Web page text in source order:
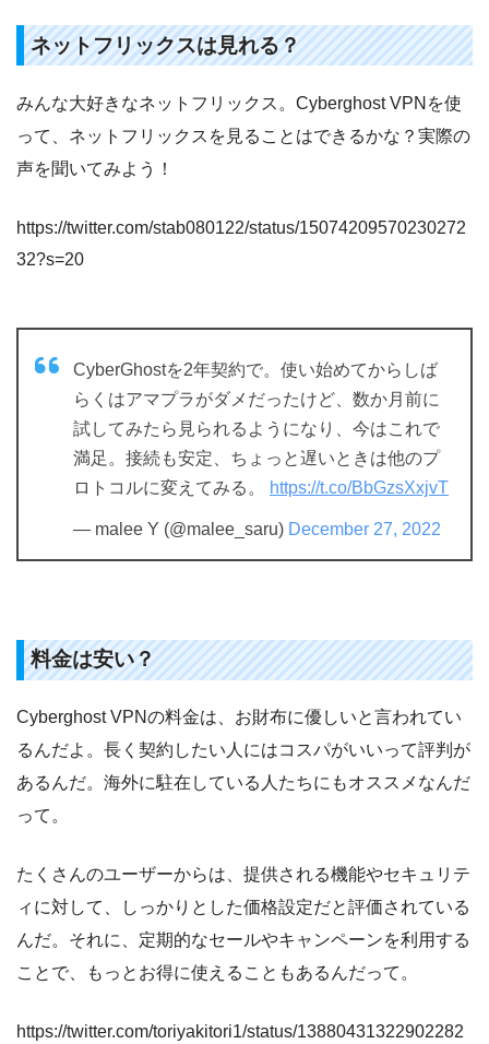
ネットフリックスは見れる？
みんな大好きなネットフリックス。Cyberghost VPNを使
って、ネットフリックスを見ることはできるかな？実際の
声を聞いてみよう！
https://twitter.com/stab080122/status/15074209570230272
32?s=20
CyberGhostを2年契約で。使い始めてからしば
らくはアマプラがダメだったけど、数か月前に
試してみたら見られるようになり、今はこれで
満足。接続も安定、ちょっと遅いときは他のプ
ロトコルに変えてみる。
https://t.co/BbGzsXxjvT
— malee Y (@malee_saru) December 27, 2022
料金は安い？
Cyberghost VPNの料金は、お財布に優しいと言われてい
るんだよ。長く契約したい人にはコスパがいいって評判が
あるんだ。海外に駐在している人たちにもオススメなんだ
って。
たくさんのユーザーからは、提供される機能やセキュリテ
ィに対して、しっかりとした価格設定だと評価されている
んだ。それに、定期的なセールやキャンペーンを利用する
ことで、もっとお得に使えることもあるんだって。
https://twitter.com/toriyakitori1/status/13880431322902282